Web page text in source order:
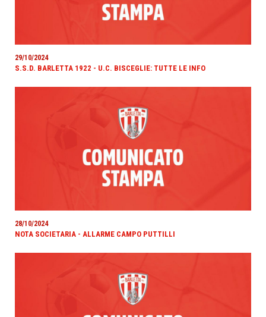
29/10/2024
S.S.D. BARLETTA 1922 - U.C. BISCEGLIE: TUTTE LE INFO
28/10/2024
NOTA SOCIETARIA - ALLARME CAMPO PUTTILLI